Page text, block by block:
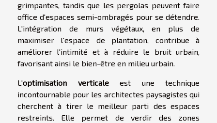
grimpantes, tandis que les pergolas peuvent faire
office d'espaces semi-ombragés pour se détendre.
L'intégration de murs végétaux, en plus de
maximiser l'espace de plantation, contribue à
améliorer l'intimité et à réduire le bruit urbain,
favorisant ainsi le bien-être en milieu urbain.
L'optimisation verticaleest une technique
incontournable pour les architectes paysagistes qui
cherchent à tirer le meilleur parti des espaces
restreints. Elle permet de verdir des zones